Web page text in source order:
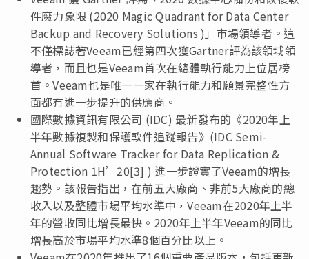
件魔力象限 (2020 Magic Quadrant for Data Center
Backup and Recovery Solutions )」市場領導者。這
不僅標誌著Veeam已經第四次獲Gartner評為該領域領
導者，而且也是Veeam首次在總體執行能力上位居榜
首。Veeam也是唯一一家在執行能力和願景完整性方
面都有進一步提升的供應商。
國際數據資訊有限公司 (IDC) 最新發布的《2020年上
半年數據複製和保護軟件追蹤報告》(IDC Semi-
Annual Software Tracker for Data Replication &
Protection 1H’20[3] ) 進一步證實了Veeam的增長
趨勢。該報告指出，在前五大廠商、非前5大廠商的總
收入以及整體市場平均水準中，Veeam在2020年上半
年的營收同比增長最快。2020年上半年Veeam的同比
增長高於市場平均水準8個百分比以上。